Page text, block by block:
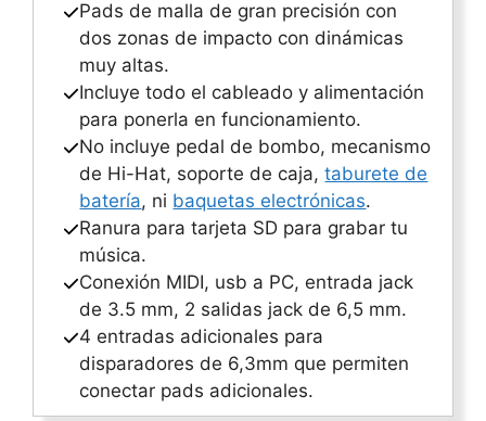
Pads de malla de gran precisión con
dos zonas de impacto con dinámicas
muy altas.
Incluye todo el cableado y alimentación
para ponerla en funcionamiento.
No incluye pedal de bombo, mecanismo
de Hi-Hat, soporte de caja,taburete de
batería, ni baquetas electrónicas.
Ranura para tarjeta SD para grabar tu
música.
Conexión MIDI, usb a PC, entrada jack
de 3.5 mm, 2 salidas jack de 6,5 mm.
4 entradas adicionales para
disparadores de 6,3mm que permiten
conectar pads adicionales.